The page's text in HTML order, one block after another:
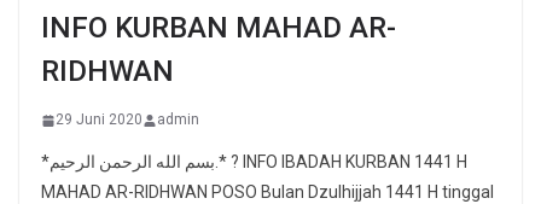
INFO KURBAN MAHAD AR-
RIDHWAN
29 Juni 2020 admin
*بسم الله الرحمن الرحيم.* ? INFO IBADAH KURBAN 1441 H
MAHAD AR-RIDHWAN POSO Bulan Dzulhijjah 1441 H tinggal